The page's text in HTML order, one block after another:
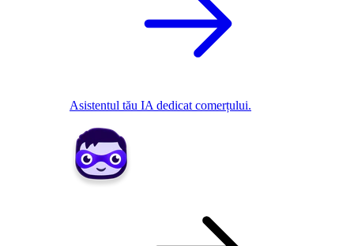
Asistentul tău IA dedicat comerțului.